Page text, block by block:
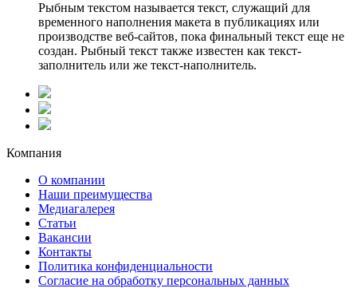
Рыбным текстом называется текст, служащий для
временного наполнения макета в публикациях или
производстве веб-сайтов, пока финальный текст еще не
создан. Рыбный текст также известен как текст-
заполнитель или же текст-наполнитель.
Компания
О компании
Наши преимущества
Медиагалерея
Статьи
Вакансии
Контакты
Политика конфиденциальности
Согласие на обработку персональных данных